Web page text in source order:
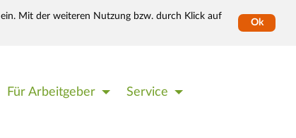
Mit der weiteren Nutzung bzw. durch Klick auf
Ok
Für Arbeitgeber Service